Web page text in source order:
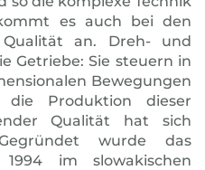
es auch bei den
an. Dreh- und
Getriebe: Sie steuern in
Bewegungen
die Produktion dieser
Qualität hat sich
wurde das
1994 im slowakischen